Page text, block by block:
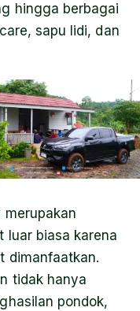
hingga berbagai
sapu lidi, dan
merupakan
luar biasa karena
dimanfaatkan.
tidak hanya
pondok,